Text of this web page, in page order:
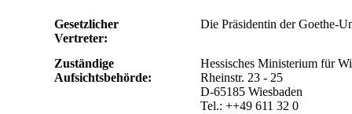
Gesetzlicher
Vertreter:
Die Präsidentin der Goethe-
Zuständige
Aufsichtsbehörde:
Hessisches Ministerium für
Rheinstr. 23 - 25
D-65185 Wiesbaden
Tel.: ++49 611 32 0